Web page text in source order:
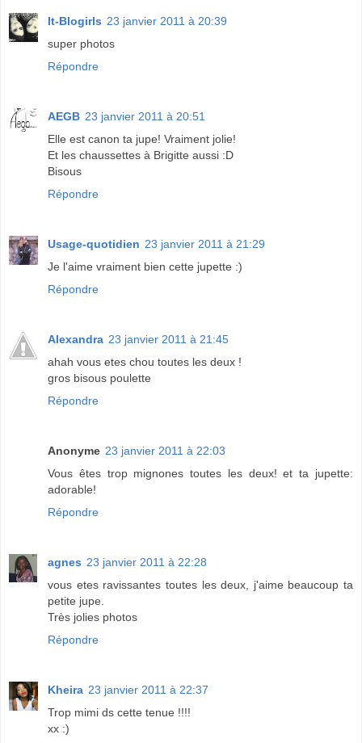
It-Blogirls 23 janvier 2011 à 20:39
super photos
Répondre
AEGB 23 janvier 2011 à 20:51
Elle est canon ta jupe! Vraiment jolie!
Et les chaussettes à Brigitte aussi :D
Bisous
Répondre
Usage-quotidien 23 janvier 2011 à 21:29
Je l'aime vraiment bien cette jupette :)
Répondre
Alexandra 23 janvier 2011 à 21:45
ahah vous etes chou toutes les deux !
gros bisous poulette
Répondre
Anonyme 23 janvier 2011 à 22:03
Vous êtes trop mignones toutes les deux! et ta jupette:
adorable!
Répondre
agnes 23 janvier 2011 à 22:28
vous etes ravissantes toutes les deux, j'aime beaucoup ta
petite jupe.
Très jolies photos
Répondre
Kheira 23 janvier 2011 à 22:37
Trop mimi ds cette tenue !!!!
xx :)